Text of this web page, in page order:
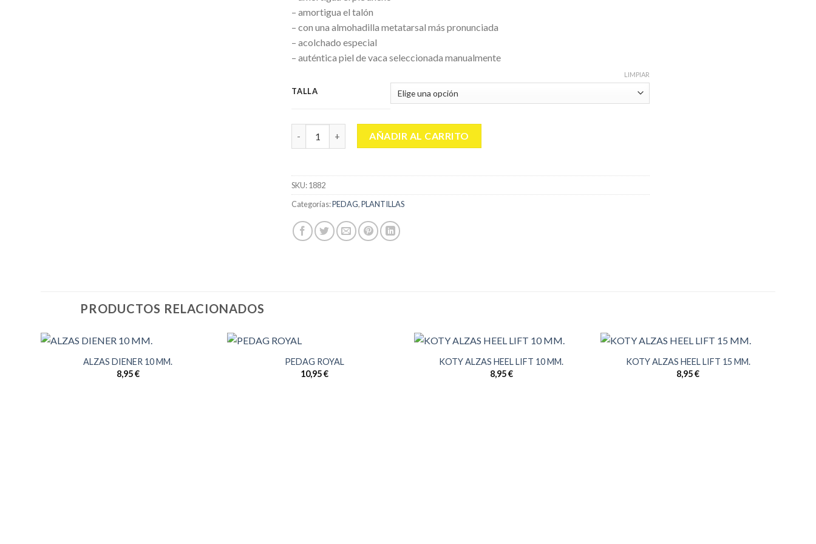
– amortigua el talón
– con una almohadilla metatarsal más pronunciada
– acolchado especial
– auténtica piel de vaca seleccionada manualmente
TALLA
LIMPIAR
PEDAG VIVA GIGANTE cantidadAÑADIR AL CARRITO
SKU:1882
Categorías:PEDAG,PLANTILLAS
PRODUCTOS RELACIONADOS
ALZAS DIENER 10 MM.
8,95€
PEDAG ROYAL
10,95€
KOTY ALZAS HEEL LIFT 10 MM.
8,95€
KOTY ALZAS HEEL LIFT 15 MM.
8,95€